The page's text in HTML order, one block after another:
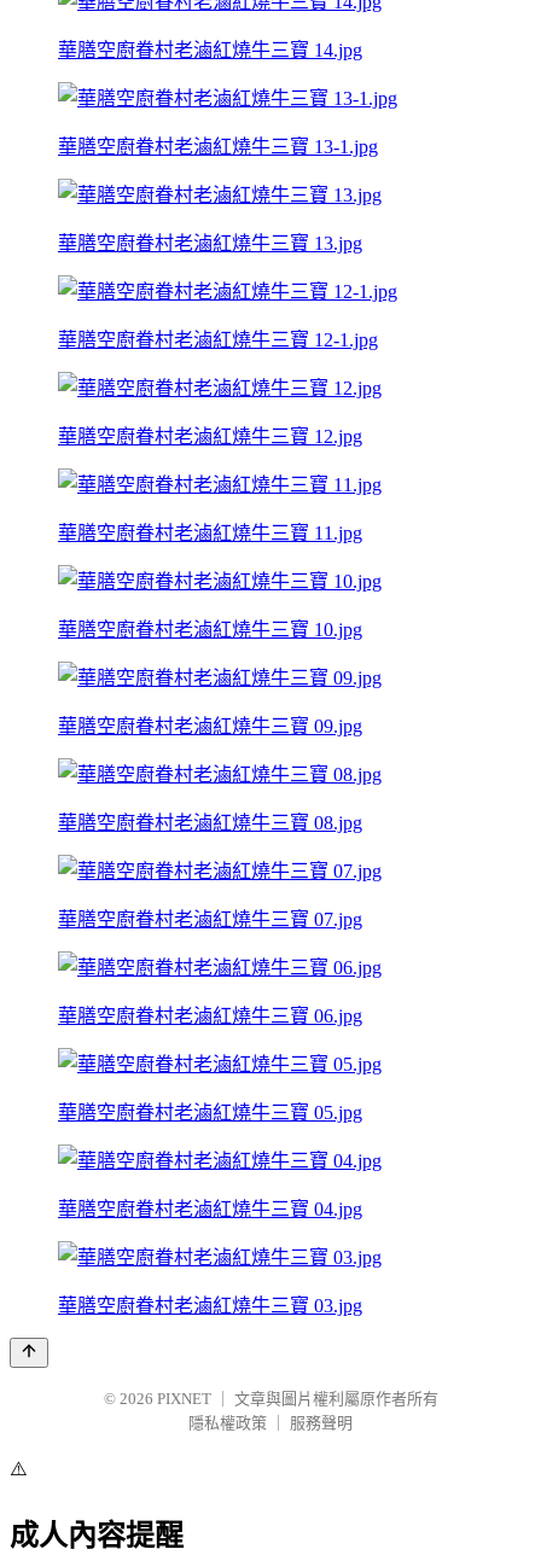
華膳空廚眷村老滷紅燒牛三寶 14.jpg
華膳空廚眷村老滷紅燒牛三寶 13-1.jpg
華膳空廚眷村老滷紅燒牛三寶 13.jpg
華膳空廚眷村老滷紅燒牛三寶 12-1.jpg
華膳空廚眷村老滷紅燒牛三寶 12.jpg
華膳空廚眷村老滷紅燒牛三寶 11.jpg
華膳空廚眷村老滷紅燒牛三寶 10.jpg
華膳空廚眷村老滷紅燒牛三寶 09.jpg
華膳空廚眷村老滷紅燒牛三寶 08.jpg
華膳空廚眷村老滷紅燒牛三寶 07.jpg
華膳空廚眷村老滷紅燒牛三寶 06.jpg
華膳空廚眷村老滷紅燒牛三寶 05.jpg
華膳空廚眷村老滷紅燒牛三寶 04.jpg
華膳空廚眷村老滷紅燒牛三寶 03.jpg
© 2026 PIXNET
文章與圖片權利屬原作者所有
隱私權政策
服務聲明
⚠️
成人內容提醒